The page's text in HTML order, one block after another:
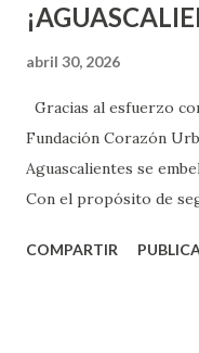
abril 30, 2026
Gracias al esfuerzo
Fundación Corazón
Aguascalientes se
Con el propósito de
municipal, Leo
COMPARTIR